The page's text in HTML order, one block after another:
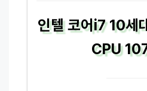
인텔 코어i7 10세
CPU